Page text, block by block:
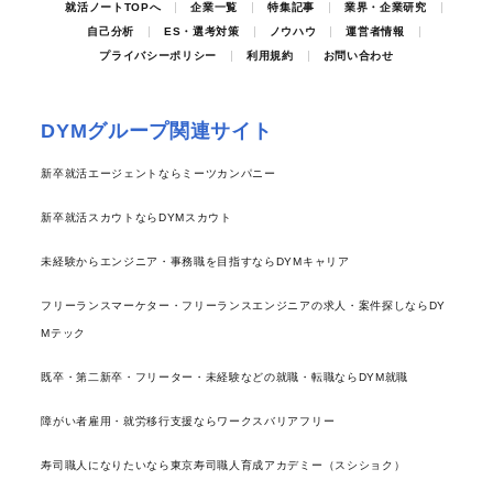
就活ノートTOPへ 企業一覧 特集記事
業界・企業研究
自己分析
ES・選考対策 ノウハウ
運営者情報
プライバシーポリシー
利用規約 お問い合わせ
DYMグループ関連サイト
新卒就活エージェントならミーツカンパニー
新卒就活スカウトならDYMスカウト
未経験からエンジニア・事務職を目指すならDYMキャリア
フリーランスマーケター・フリーランスエンジニアの求人・案件探しならDY
Mテック
既卒・第二新卒・フリーター・未経験などの就職・転職ならDYM就職
障がい者雇用・就労移行支援ならワークスバリアフリー
寿司職人になりたいなら東京寿司職人育成アカデミー（スシショク）